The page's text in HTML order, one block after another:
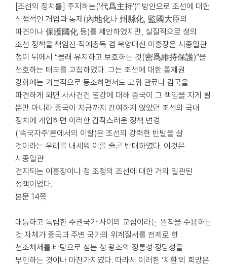
[조선의 정치를] 주지하는(‘代爲主持’)” 방안으로 조선에 대한
직접적인 개입과 통제(內地化나 州縣化, 監國大臣의
파견이나 保護國化 등)를 제안하였지만, 실질적으로 청의
조선 정책을 책임진 직예총독 겸 북양대신 이홍장은 시종일관
청이 뒤에서 “몰래 유지하고 보호하는 것(密爲維持保護)”을
선호하는 태도를 고집하였다. 그는 조선에 대한 통제권
강화에는 기본적으로 동조하면서도 고위 관료나 감국을
파견하게 되면 사사건건 열강에 대해 중국이 그 책임을 지게 될
뿐만 아니라 중국이 지금까지 간여하지 않았던 조선의 국내
정치에 개입하면 이러한 갑작스러운 정책 변경
(‘속국자주’론에서의 이탈)은 조선의 강력한 반발을 살
것이라는 우려를 내세워 이를 줄곧 반대하였다. 이것은
시종일관
견지되는 이홍장이나 청 조정의 조선에 대한 거의 일관된
정책이었다.
본문 14쪽
대등하고 독립한 주권국가 사이의 교섭이라는 원칙을 수용하는
것 자체가 중국과 주변 국가의 위계질서를 전제로 한
천조체제를 바탕으로 삼는 청 왕조의 정통성·정당성을
부인하는 것이나 마찬가지였다. 따라서 이러한 ‘치환’의 희망은